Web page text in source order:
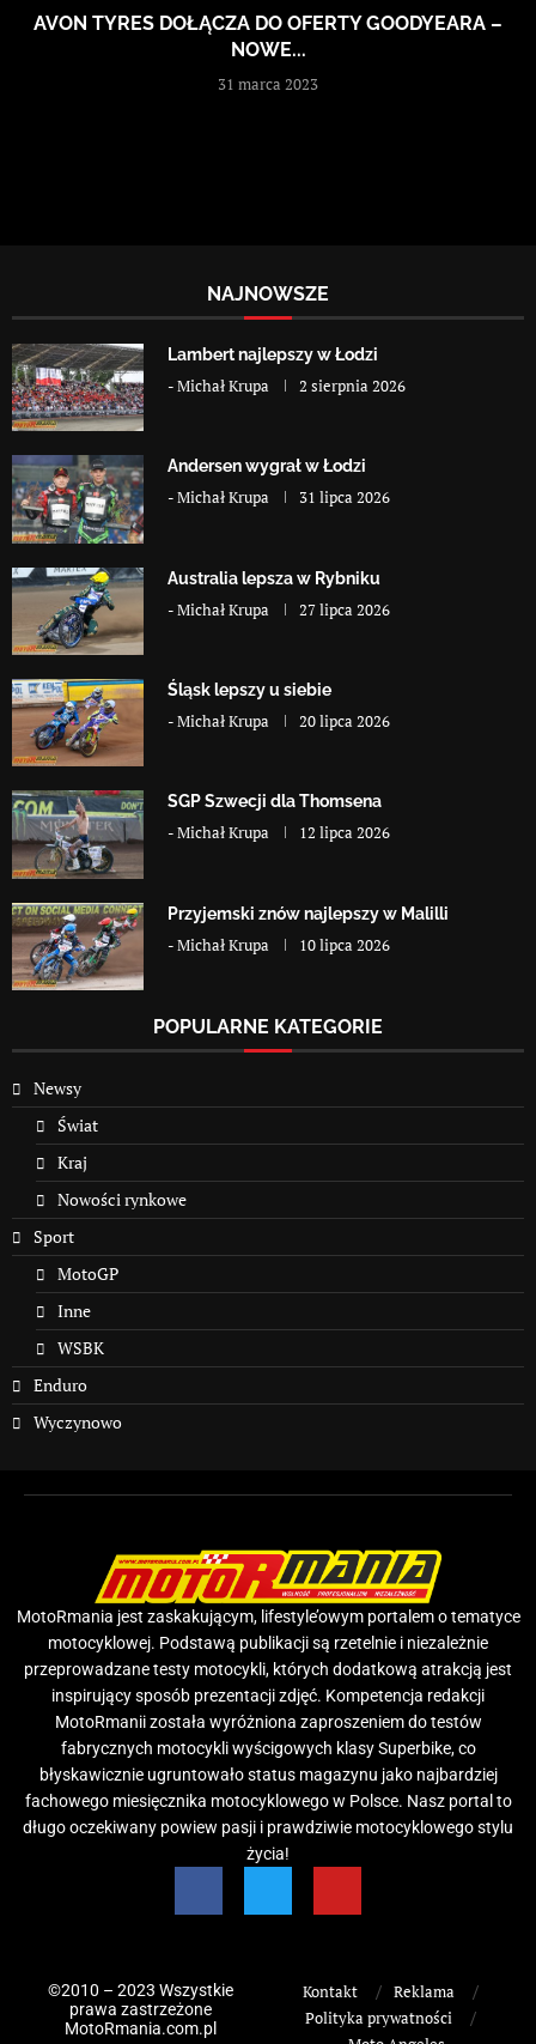
AVON TYRES DOŁĄCZA DO OFERTY GOODYEARA –
NOWE...
31 marca 2023
NAJNOWSZE
Lambert najlepszy w Łodzi
-Michał Krupa 2 sierpnia 2026
Andersen wygrał w Łodzi
-Michał Krupa 31 lipca 2026
Australia lepsza w Rybniku
-Michał Krupa 27 lipca 2026
Śląsk lepszy u siebie
-Michał Krupa 20 lipca 2026
SGP Szwecji dla Thomsena
-Michał Krupa 12 lipca 2026
Przyjemski znów najlepszy w Malilli
-Michał Krupa 10 lipca 2026
POPULARNE KATEGORIE
Newsy
Świat
Kraj
Nowości rynkowe
Sport
MotoGP
Inne
WSBK
Enduro
Wyczynowo
MotoRmania jest zaskakującym, lifestyle’owym portalem o tematyce
motocyklowej. Podstawą publikacji są rzetelnie i niezależnie
przeprowadzane testy motocykli, których dodatkową atrakcją jest
inspirujący sposób prezentacji zdjęć. Kompetencja redakcji
MotoRmanii została wyróżniona zaproszeniem do testów
fabrycznych motocykli wyścigowych klasy Superbike, co
błyskawicznie ugruntowało status magazynu jako najbardziej
fachowego miesięcznika motocyklowego w Polsce. Nasz portal to
długo oczekiwany powiew pasji i prawdziwie motocyklowego stylu
życia!
©2010 – 2023 Wszystkie
prawa zastrzeżone
MotoRmania.com.pl
Kontakt
Reklama
Polityka prywatności